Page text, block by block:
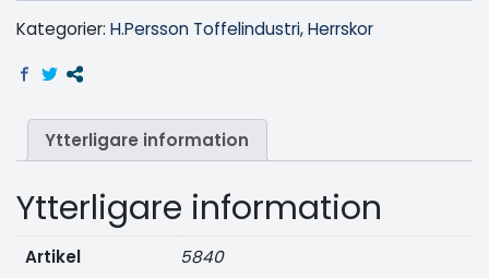
Kategorier: H.Persson Toffelindustri,Herrskor
Ytterligare information
Ytterligare information
Artikel
5840